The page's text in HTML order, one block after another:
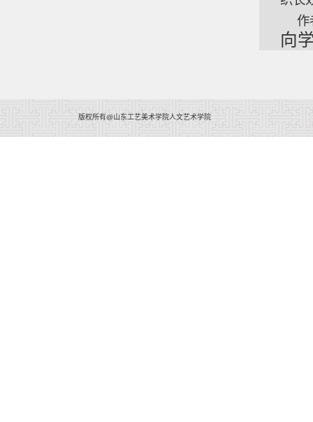
作
向
版权所有@山东工艺美术学院人文艺术学院